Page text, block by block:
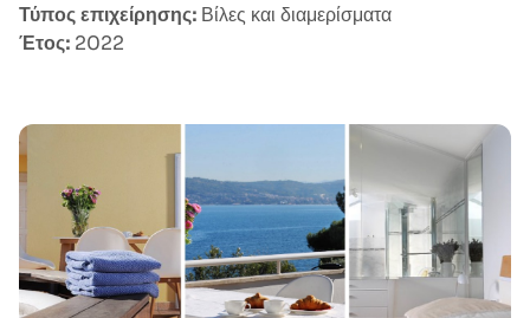
Τύπος επιχείρησης: Βίλες και διαμερίσματα
Έτος: 2022